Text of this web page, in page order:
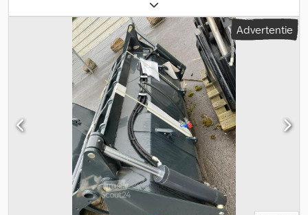
gebruikte AGCO/Fendt ronde balenpers 0020 K80
onderaansluiting, hydraulische steunpoot, 0030 Aandrijfas 1000
t/min, 0040 2-circuit persluchtremmen, 0050 2,4m pick-up, 25-
messig snij-inrichting, 0060 Hydraulisch zwenkbare tastwielen,
vast, 0070 Variabele rolmat, 0080 Pick UP Alpine Set, 0090
Aandrijfas 1000 t/min, 0100 Versterkte rollen, automatische rollen
smering, 0110 Speed achterklep, extra folieperstoerning, 0120
Net- en foliewikkeling, Dksdpfxozbnwro Ab Uor 0130 Bale Control
Pro + videoscherm, 0140 Cameradisplay, ISOBUS-machine, 0150
Balenzetter, 0160 Banden: 620 / 55 R26.5
Advertentie